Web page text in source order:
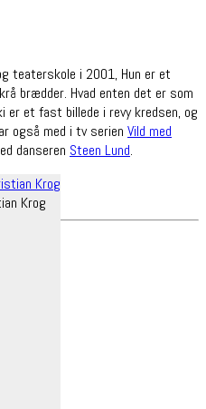
teaterskole i 2001, Hun er et
brædder. Hvad enten det er som
er et fast billede i revy kredsen, og
også med i tv serien Vild med
danseren Steen Lund.
Krog